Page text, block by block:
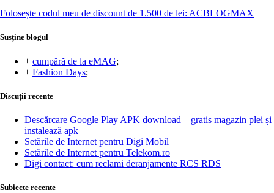
Folosește codul meu de discount de 1.500 de lei: ACBLOGMAX
Susține blogul
+ cumpără de la eMAG;
+ Fashion Days;
Discuții recente
Descărcare Google Play APK download – gratis magazin plei și
instalează apk
Setările de Internet pentru Digi Mobil
Setările de Internet pentru Telekom.ro
Digi contact: cum reclami deranjamente RCS RDS
Subiecte recente